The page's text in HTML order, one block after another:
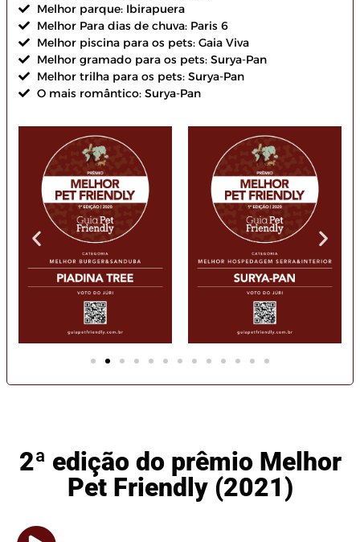
Melhor parque: Ibirapuera
Melhor Para dias de chuva: Paris 6
Melhor piscina para os pets: Gaia Viva
Melhor gramado para os pets: Surya-Pan
Melhor trilha para os pets: Surya-Pan
O mais romântico: Surya-Pan
2ª edição do prêmio Melhor
Pet Friendly (2021)